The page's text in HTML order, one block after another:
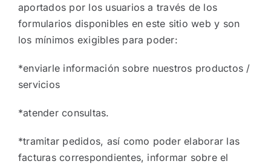
aportados por los usuarios a través de los
formularios disponibles en este sitio web y son
los mínimos exigibles para poder:
*enviarle información sobre nuestros productos /
servicios
*atender consultas.
*tramitar pedidos, así como poder elaborar las
facturas correspondientes, informar sobre el